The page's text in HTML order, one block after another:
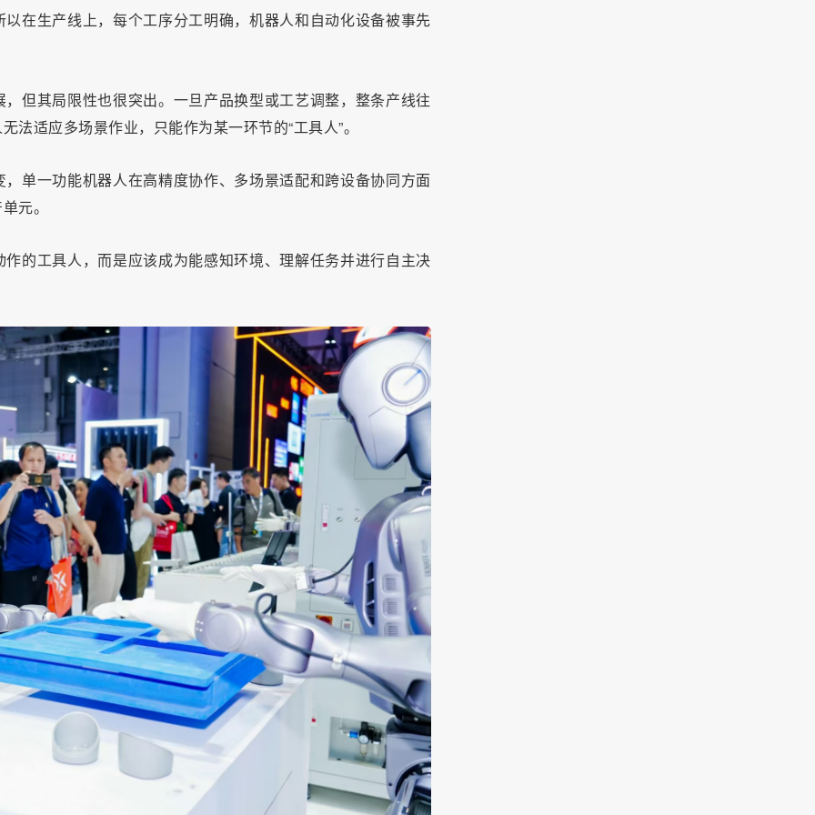
在生产线上，每个工序分工明确，机器人和自动化设备被事先
但其局限性也很突出。一旦产品换型或工艺调整，整条产线往
适应多场景作业，只能作为某一环节的“工具人”。
单一功能机器人在高精度协作、多场景适配和跨设备协同方面
元。
的工具人，而是应该成为能感知环境、理解任务并进行自主决